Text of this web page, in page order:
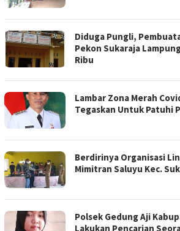
Diduga Pungli,
Pekon Sukaraja
Ribu
Lambar Zona Merah
Tegaskan Untuk Patuhi
Berdirinya Organisasi
Mimitran Saluyu Kec.
Polsek Gedung Aji
Lakukan Pencarian